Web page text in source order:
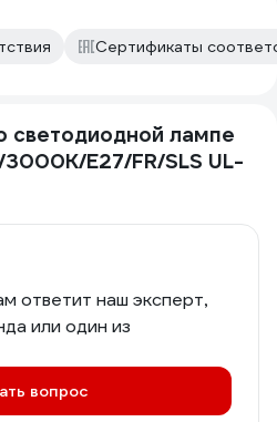
Сертификаты
светодиодной лампе
E27/FR/SLS UL-
ответит наш эксперт,
или один из
вопрос